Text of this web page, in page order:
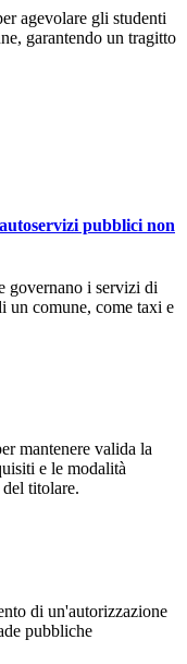
agevolare gli studenti
garantendo un tragitto
pubblici non
governano i servizi di
un comune, come taxi e
mantenere valida la
e le modalità
titolare.
di un'autorizzazione
pubbliche